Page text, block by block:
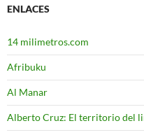
ENLACES
14 milimetros.com
Afribuku
Al Manar
Alberto Cruz: El territorio del